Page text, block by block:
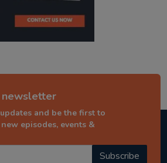
newsletter
and be the first to
episodes, events &
Subscribe